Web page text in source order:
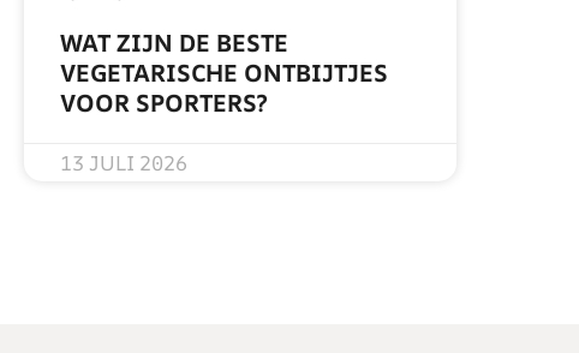
WAT ZIJN DE BESTE
VEGETARISCHE ONTBIJTJES
VOOR SPORTERS?
13 JULI 2026